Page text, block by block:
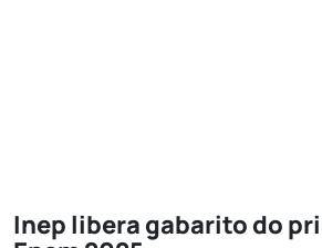
Inep libera gabarito do